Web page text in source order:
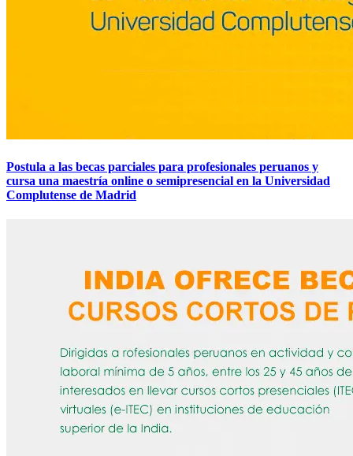
Postula a las becas parciales para profesionales peruanos y
cursa una maestría online o semipresencial en la Universidad
Complutense de Madrid